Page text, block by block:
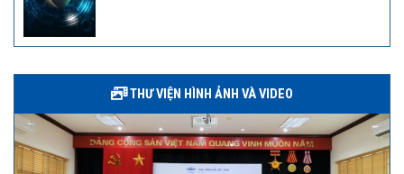
THƯ VIỆN HÌNH ẢNH VÀ VIDEO